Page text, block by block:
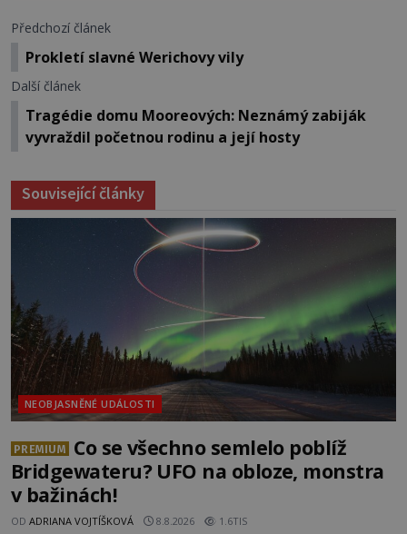
Předchozí článek
Prokletí slavné Werichovy vily
Další článek
Tragédie domu Mooreových: Neznámý zabiják
vyvraždil početnou rodinu a její hosty
Související články
NEOBJASNĚNÉ UDÁLOSTI
PREMIUM
Co se všechno semlelo poblíž
Bridgewateru? UFO na obloze, monstra
v bažinách!
OD ADRIANA VOJTÍŠKOVÁ 8.8.2026 1.6TIS